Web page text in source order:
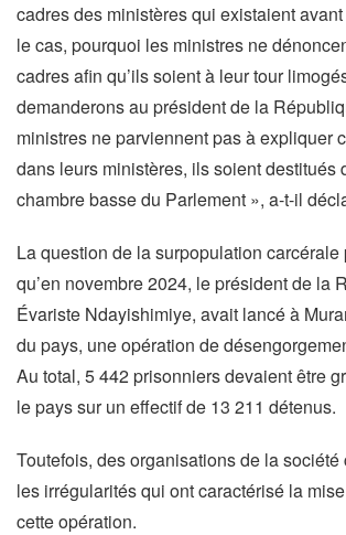
cadres des ministères qui existaient
le cas, pourquoi les ministres ne
cadres afin qu’ils soient à leur tour
demanderons au président de la
ministres ne parviennent pas à expliquer
dans leurs ministères, ils soient destitués
chambre basse du Parlement », a-t-il
La question de la surpopulation carcérale
qu’en novembre 2024, le président de la
Évariste Ndayishimiye, avait lancé à
du pays, une opération de
Au total, 5 442 prisonniers devaient être
le pays sur un effectif de 13 211 détenus.
Toutefois, des organisations de la
les irrégularités qui ont caractérisé la
cette opération.